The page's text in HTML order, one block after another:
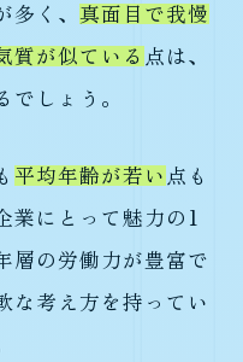
多く、 真面目で我慢
質が似ている 点は、
でしょう。
平均年齢が若い 点も
業にとって魅力の1
層の労働力が豊富で
な考え方を持ってい